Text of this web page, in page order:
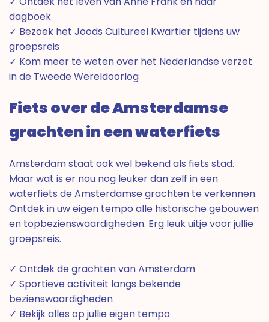
dagboek
✓ Bezoek het Joods Cultureel Kwartier tijdens uw
groepsreis
✓ Kom meer te weten over het Nederlandse verzet
in de Tweede Wereldoorlog
Fiets over de Amsterdamse
grachten in een waterfiets
Amsterdam staat ook wel bekend als fiets stad.
Maar wat is er nou nog leuker dan zelf in een
waterfiets de Amsterdamse grachten te verkennen.
Ontdek in uw eigen tempo alle historische gebouwen
en topbezienswaardigheden. Erg leuk uitje voor jullie
groepsreis.
✓ Ontdek de grachten van Amsterdam
✓ Sportieve activiteit langs bekende
bezienswaardigheden
✓ Bekijk alles op jullie eigen tempo